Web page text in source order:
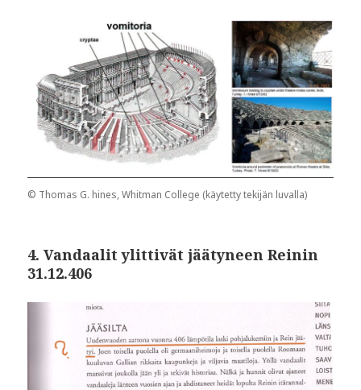
© Thomas G. hines, Whitman College (käytetty tekijän luvalla)
4. Vandaalit ylittivät jäätyneen Reinin
31.12.406